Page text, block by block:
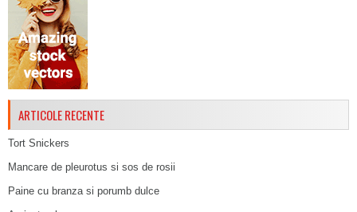
ARTICOLE RECENTE
Tort Snickers
Mancare de pleurotus si sos de rosii
Paine cu branza si porumb dulce